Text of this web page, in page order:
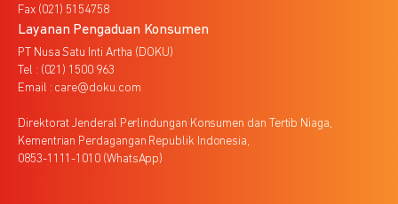
Fax (021) 5154758
Layanan Pengaduan Konsumen
PT Nusa Satu Inti Artha (DOKU)
Tel : (021) 1500 963
Email : care@doku.com
Direktorat Jenderal Perlindungan Konsumen dan Tertib Niaga,
Kementrian Perdagangan Republik Indonesia,
0853-1111-1010 (WhatsApp)